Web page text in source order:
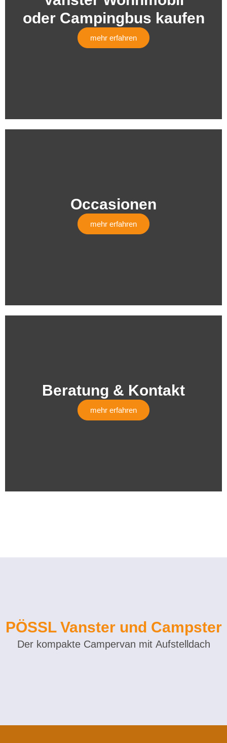
oder Campingbus kaufen
mehr erfahren
Occasionen
mehr erfahren
Beratung & Kontakt
mehr erfahren
PÖSSL Vanster und Campster
Der kompakte Campervan mit Aufstelldach